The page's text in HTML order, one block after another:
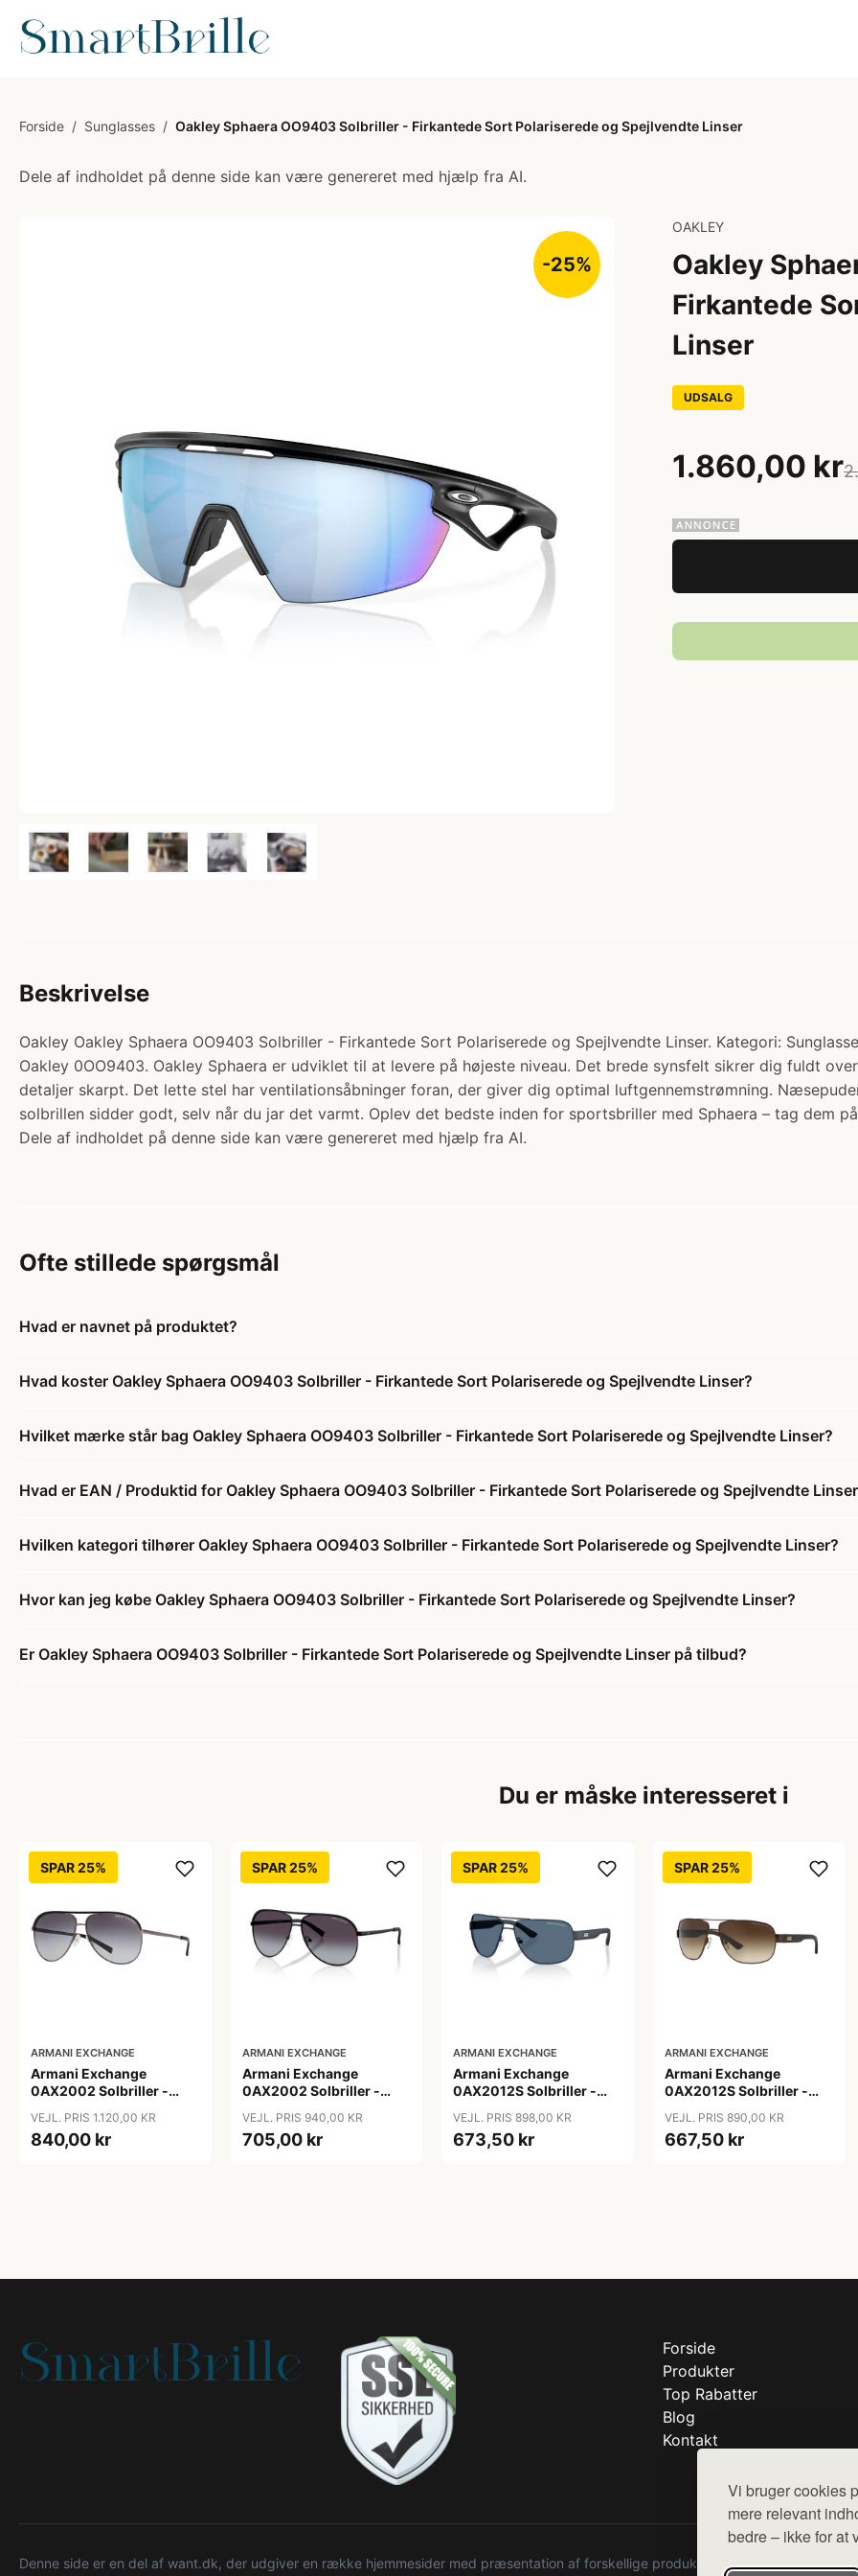
Vi bruger cookies
mere relevant
bedre – ikke for
Forside / Sunglasses / Oakley Sphaera OO9403 Solbriller - Firkantede Sort Polariserede og Spejlvendte Linser
Dele af indholdet på denne side kan være genereret med hjælp fra AI.
-25%
OAKLEY
Oakley
Firkantede
Linser
UDSALG
1.860,00 kr
Beskrivelse
Oakley Oakley Sphaera OO9403 Solbriller - Firkantede Sort Polariserede og Spejlvendte Linser. Kategori:
Oakley 0OO9403. Oakley Sphaera er udviklet til at levere på højeste niveau. Det brede synsfelt sikrer dig fuldt
detaljer skarpt. Det lette stel har ventilationsåbninger foran, der giver dig optimal luftgennemstrømning.
solbrillen sidder godt, selv når du jar det varmt. Oplev det bedste inden for sportsbriller med Sphaera – tag dem
Dele af indholdet på denne side kan være genereret med hjælp fra AI.
Ofte stillede spørgsmål
Hvad er navnet på produktet?
Hvad koster Oakley Sphaera OO9403 Solbriller - Firkantede Sort Polariserede og Spejlvendte Linser?
Hvilket mærke står bag Oakley Sphaera OO9403 Solbriller - Firkantede Sort Polariserede og Spejlvendte Linser?
Hvad er EAN / Produktid for Oakley Sphaera OO9403 Solbriller - Firkantede Sort Polariserede og Spejlvendte
Hvilken kategori tilhører Oakley Sphaera OO9403 Solbriller - Firkantede Sort Polariserede og Spejlvendte Linser?
Hvor kan jeg købe Oakley Sphaera OO9403 Solbriller - Firkantede Sort Polariserede og Spejlvendte Linser?
Er Oakley Sphaera OO9403 Solbriller - Firkantede Sort Polariserede og Spejlvendte Linser på tilbud?
Du er måske interesseret i
SPAR 25%
ARMANI EXCHANGE
Armani Exchange
0AX2002 Solbriller -
Polariserede Linser
VEJL. PRIS 1.120,00 KR
840,00 kr
SPAR 25%
ARMANI EXCHANGE
Armani Exchange
0AX2002 Solbriller -
VEJL. PRIS 940,00 KR
705,00 kr
SPAR 25%
ARMANI EXCHANGE
Armani Exchange
0AX2012S Solbriller -
VEJL. PRIS 898,00 KR
673,50 kr
SPAR 25%
ARMANI EXCHANGE
Armani Exchange
0AX2012S Solbriller -
VEJL. PRIS 890,00 KR
667,50 kr
Forside
Produkter
Top Rabatter
Blog
Kontakt
Denne side er en del af want.dk, der udgiver en række hjemmesider med præsentation af forskellige produkter fra diverse